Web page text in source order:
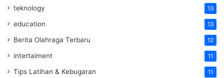
teknology 13
education 13
Berita Olahraga Terbaru 12
intertaiment 11
Tips Latihan & Kebugaran 11